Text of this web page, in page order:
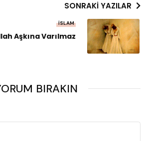
SONRAKI YAZILAR
İSLAM
Aşkına Varılmaz
BIRAKIN